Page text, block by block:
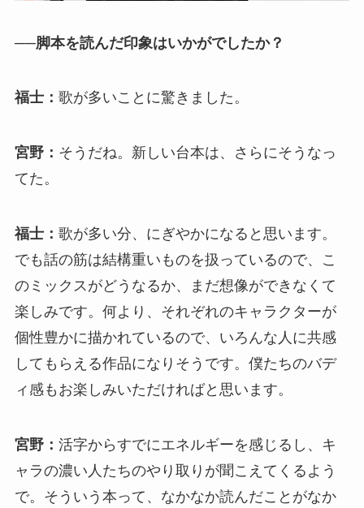
──脚本を読んだ印象はいかがでしたか？
福士： 歌が多いことに驚きました。
宮野： そうだね。新しい台本は、さらにそうなっ
てた。
福士： 歌が多い分、にぎやかになると思います。
でも話の筋は結構重いものを扱っているので、こ
のミックスがどうなるか、まだ想像ができなくて
楽しみです。何より、それぞれのキャラクターが
個性豊かに描かれているので、いろんな人に共感
してもらえる作品になりそうです。僕たちのバデ
ィ感もお楽しみいただければと思います。
宮野： 活字からすでにエネルギーを感じるし、キ
ャラの濃い人たちのやり取りが聞こえてくるよう
で。そういう本って、なかなか読んだことがなか